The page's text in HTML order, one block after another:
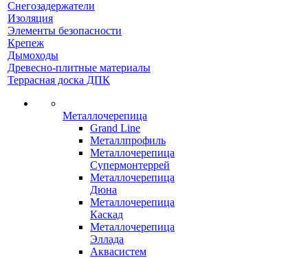
Снегозадержатели
Изоляция
Элементы безопасности
Крепеж
Дымоходы
Древесно-плитные материалы
Террасная доска ДПК
Металлочерепица
Grand Line
Металлпрофиль
Металлочерепица
Супермонтеррей
Металлочерепица
Дюна
Металлочерепица
Каскад
Металлочерепица
Эллада
Аквасистем